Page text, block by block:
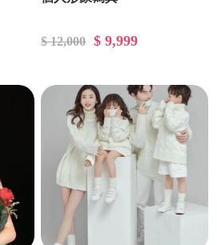
$ 12,000 $ 9,999